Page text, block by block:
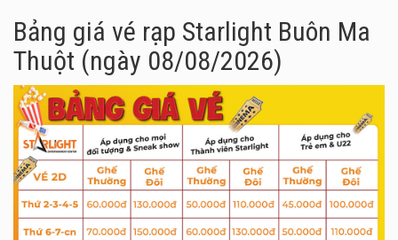
Bảng giá vé rạp Starlight Buôn Ma
Thuột (ngày 08/08/2026)